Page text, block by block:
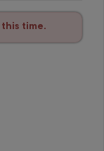
time.